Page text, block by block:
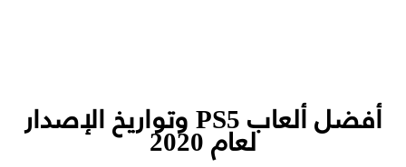
أفضل ألعاب PS5 وتواريخ الإصدار لعام 2020